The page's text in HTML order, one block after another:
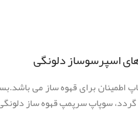
اسپرسوساز دلونگی
برای قهوه ساز می
سوپاپ سرپمپ قهوه ساز